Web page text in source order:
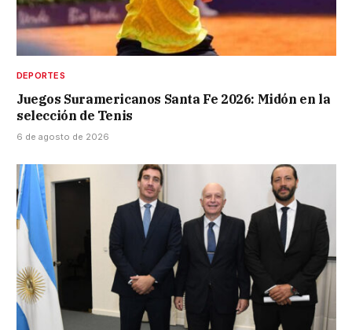
DEPORTES
Juegos Suramericanos Santa Fe 2026: Midón en la
selección de Tenis
6 de agosto de 2026